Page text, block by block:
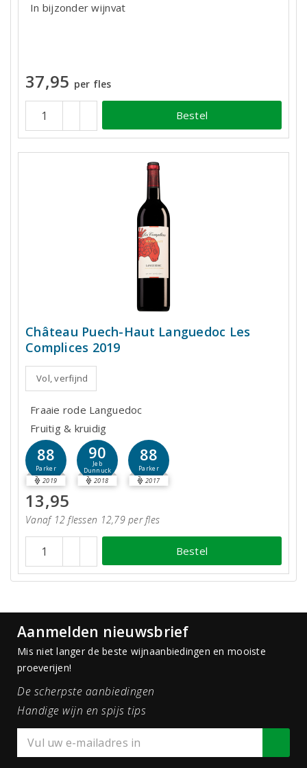
In bijzonder wijnvat
37,95 per fles
Bestel
Château Puech-Haut Languedoc Les
Complices 2019
Vol, verfijnd
Fraaie rode Languedoc
Fruitig & kruidig
88
Parker
2019
90
Jeb
Dunnuck
2018
88
Parker
2017
13,95
Vanaf 12 flessen 12,79 per fles
Bestel
Aanmelden nieuwsbrief
Mis niet langer de beste wijnaanbiedingen en mooiste
proeverijen!
De scherpste aanbiedingen
Handige wijn en spijs tips